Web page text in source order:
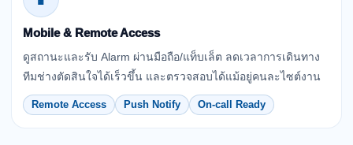
Mobile & Remote Access
ดูสถานะและรับ Alarm ผ่านมือถือ/แท็บเล็ต ลดเวลาการเดินทาง
ทีมช่างตัดสินใจได้เร็วขึ้น และตรวจสอบได้แม้อยู่คนละไซต์งาน
Remote Access Push Notify On-call Ready